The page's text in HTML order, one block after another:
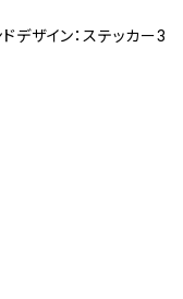
デザイン：ステッカー3